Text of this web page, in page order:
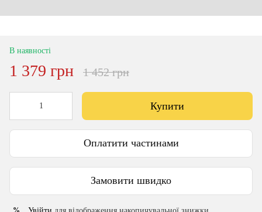
В наявності
1 379 грн 1 452 грн
Купити
Оплатити частинами
Замовити швидко
%